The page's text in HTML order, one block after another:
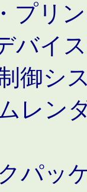
プリ
バイ
御シ
レン
パッ